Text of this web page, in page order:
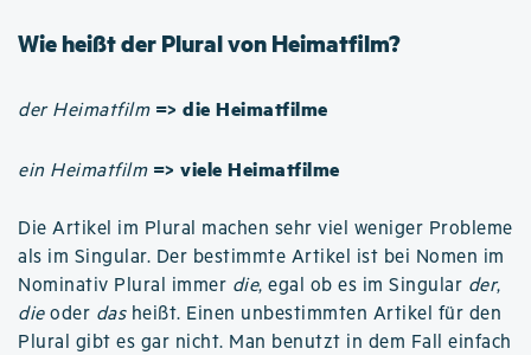
Wie heißt der Plural von Heimatfilm?
der Heimatfilm => die Heimatfilme
ein Heimatfilm => viele Heimatfilme
Die Artikel im Plural machen sehr viel weniger Probleme
als im Singular. Der bestimmte Artikel ist bei Nomen im
Nominativ Plural immer die, egal ob es im Singular der,
dieoder dasheißt. Einen unbestimmten Artikel für den
Plural gibt es gar nicht. Man benutzt in dem Fall einfach